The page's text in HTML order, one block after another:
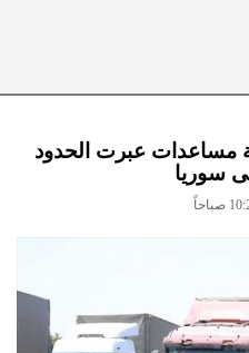
937 شاحنة مساعدات عبرت الحدود
سوريا